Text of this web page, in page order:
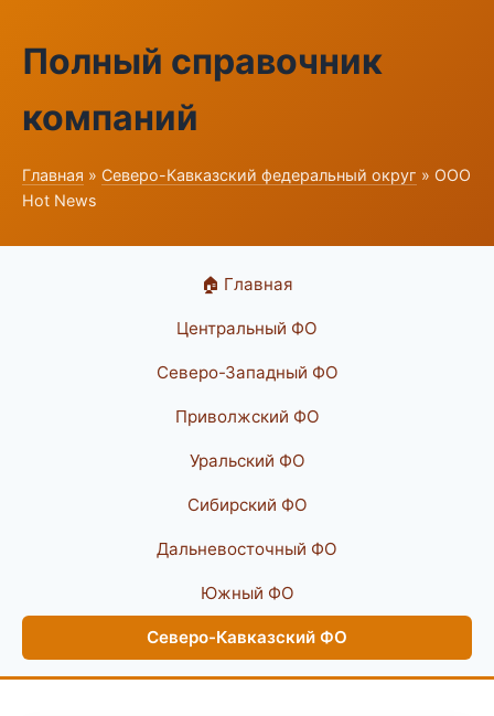
Полный справочник
компаний
Главная » Северо-Кавказский федеральный округ » ООО
Hot News
🏠 Главная
Центральный ФО
Северо-Западный ФО
Приволжский ФО
Уральский ФО
Сибирский ФО
Дальневосточный ФО
Южный ФО
Северо-Кавказский ФО